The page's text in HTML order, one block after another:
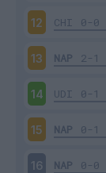
12 CHI 0-0
13 NAP 2-1
14 UDI 0-1
15 NAP 0-1
16 NAP 0-0